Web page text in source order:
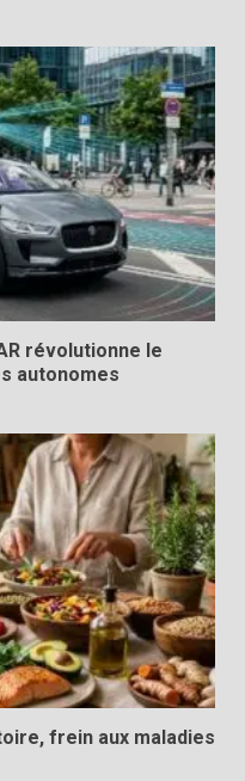
révolutionne le
autonomes
frein aux maladies